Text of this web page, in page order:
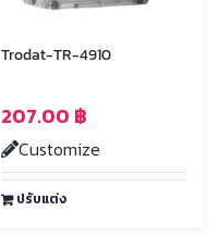
Trodat-TR-4910
207.00 ฿
Customize
ปรับแต่ง